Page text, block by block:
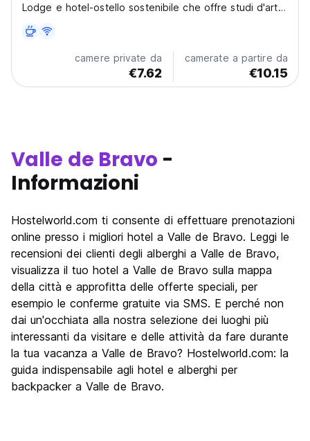
Lodge e hotel-ostello sostenibile che offre studi d'arte,
ideale per artisti, spiriti liberi e viaggiatori solitari
creativi in cerca di ritiri spirituali!...
camere private da
€7.62
camerate a partire da
€10.15
Valle de Bravo -
Informazioni
Hostelworld.com ti consente di effettuare prenotazioni
online presso i migliori hotel a Valle de Bravo. Leggi le
recensioni dei clienti degli alberghi a Valle de Bravo,
visualizza il tuo hotel a Valle de Bravo sulla mappa
della città e approfitta delle offerte speciali, per
esempio le conferme gratuite via SMS. E perché non
dai un'occhiata alla nostra selezione dei luoghi più
interessanti da visitare e delle attività da fare durante
la tua vacanza a Valle de Bravo? Hostelworld.com: la
guida indispensabile agli hotel e alberghi per
backpacker a Valle de Bravo.